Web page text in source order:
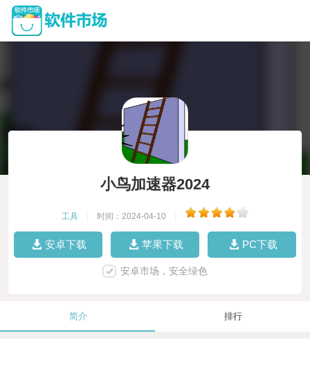
小鸟加速器2024
工具 时间：2024-04-10
安卓下载 苹果下载 PC下载
安卓市场，安全绿色
简介 排行